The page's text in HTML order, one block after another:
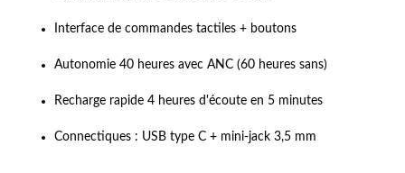
Interface de commandes tactiles + boutons
Autonomie 40 heures avec ANC (60 heures sans)
Recharge rapide 4 heures d'écoute en 5 minutes
Connectiques : USB type C + mini-jack 3,5 mm